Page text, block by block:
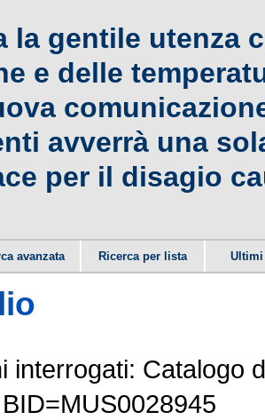
la gentile utenza
e delle
avverrà una
per il disagio
avanzata Ricerca per lista
interrogati: Catalogo